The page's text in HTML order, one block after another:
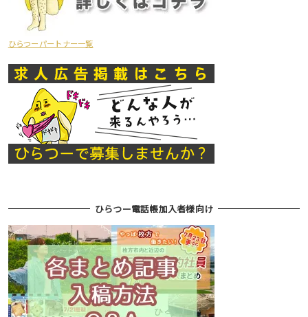
ひらつーパートナー一覧
ひらつー電話帳加入者様向け